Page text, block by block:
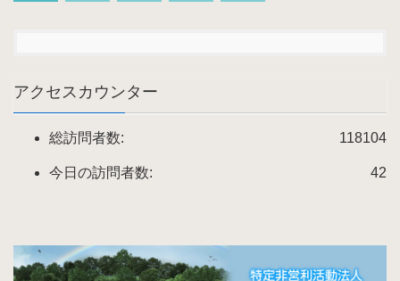
アクセスカウンター
118104
総訪問者数:
42
今日の訪問者数: